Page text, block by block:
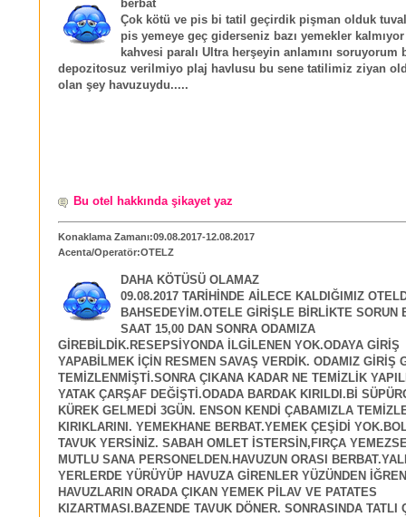
berbat
Çok kötü ve pis bi tatil geçirdik pişman olduk
pis yemeye geç giderseniz bazı yemekler
kahvesi paralı Ultra herşeyin anlamını soruyorum
depozitosuz verilmiyo plaj havlusu bu sene tatilimiz ziyan
olan şey havuzuydu.....
Bu otel hakkında şikayet yaz
Konaklama Zamanı:09.08.2017-12.08.2017
Acenta/Operatör:OTELZ
DAHA KÖTÜSÜ OLAMAZ
09.08.2017 TARİHİNDE AİLECE KALDIĞIMIZ
BAHSEDEYİM.OTELE GİRİŞLE BİRLİKTE SORUN
SAAT 15,00 DAN SONRA ODAMIZA
GİREBİLDİK.RESEPSİYONDA İLGİLENEN YOK.ODAYA GİRİŞ
YAPABİLMEK İÇİN RESMEN SAVAŞ VERDİK. ODAMIZ GİRİŞ
TEMİZLENMİŞTİ.SONRA ÇIKANA KADAR NE TEMİZLİK
YATAK ÇARŞAF DEĞİŞTİ.ODADA BARDAK KIRILDI.Bİ
KÜREK GELMEDİ 3GÜN. ENSON KENDİ ÇABAMIZLA
KIRIKLARINI. YEMEKHANE BERBAT.YEMEK ÇEŞİDİ
TAVUK YERSİNİZ. SABAH OMLET İSTERSİN,FIRÇA
MUTLU SANA PERSONELDEN.HAVUZUN ORASI
YERLERDE YÜRÜYÜP HAVUZA GİRENLER YÜZÜNDEN
HAVUZLARIN ORADA ÇIKAN YEMEK PİLAV VE PATATES
KIZARTMASI.BAZENDE TAVUK DÖNER. SONRASINDA TATLI